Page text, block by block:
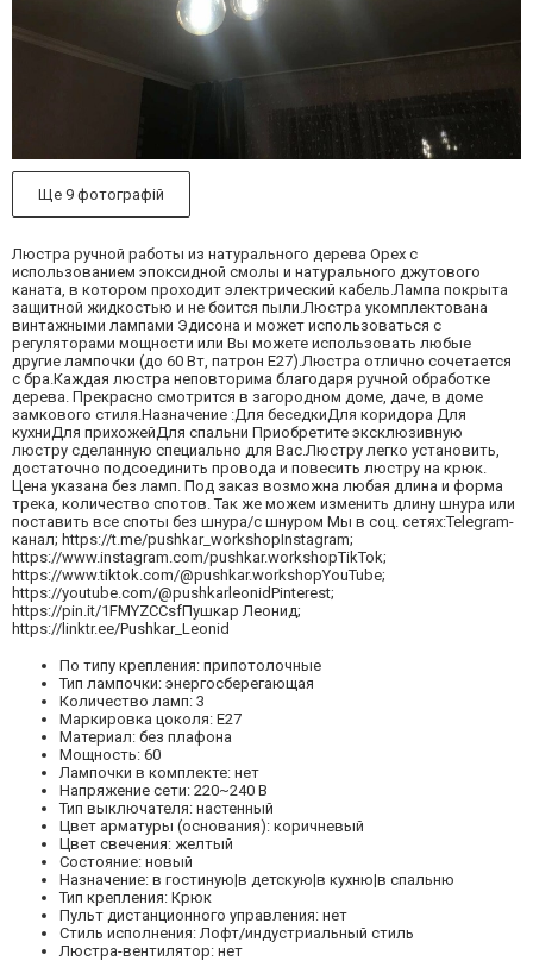
Ще 9 фотографій
Люстра ручной работы из натурального дерева Орех с
использованием эпоксидной смолы и натурального джутового
каната, в котором проходит электрический кабель.Лампа покрыта
защитной жидкостью и не боится пыли.Люстра укомплектована
винтажными лампами Эдисона и может использоваться с
регуляторами мощности или Вы можете использовать любые
другие лампочки (до 60 Вт, патрон Е27).Люстра отлично сочетается
с бра.Каждая люстра неповторима благодаря ручной обработке
дерева. Прекрасно смотрится в загородном доме, даче, в доме
замкового стиля.Назначение :Для беседкиДля коридора Для
кухниДля прихожейДля спальни Приобретите эксклюзивную
люстру сделанную специально для Вас.Люстру легко установить,
достаточно подсоединить провода и повесить люстру на крюк.
Цена указана без ламп. Под заказ возможна любая длина и форма
трека, количество спотов. Так же можем изменить длину шнура или
поставить все споты без шнура/с шнуром Мы в соц. сетях:Telegram-
канал; https://t.me/pushkar_workshopInstagram;
https://www.instagram.com/pushkar.workshopTikTok;
https://www.tiktok.com/@pushkar.workshopYouTube;
https://youtube.com/@pushkarleonidPinterest;
https://pin.it/1FMYZCCsfПушкар Леонид;
https://linktr.ee/Pushkar_Leonid
По типу крепления: припотолочные
Тип лампочки: энергосберегающая
Количество ламп: 3
Маркировка цоколя: Е27
Материал: без плафона
Мощность: 60
Лампочки в комплекте: нет
Напряжение сети: 220~240 В
Тип выключателя: настенный
Цвет арматуры (основания): коричневый
Цвет свечения: желтый
Состояние: новый
Назначение: в гостиную|в детскую|в кухню|в спальню
Тип крепления: Крюк
Пульт дистанционного управления: нет
Стиль исполнения: Лофт/индустриальный стиль
Люстра-вентилятор: нет